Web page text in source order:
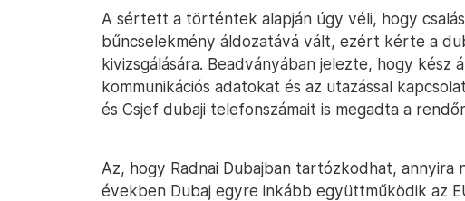
A sértett a történtek alapján úgy véli, hogy
bűncselekmény áldozatává vált, ezért kérte a
kivizsgálására. Beadványában jelezte, hogy kész
kommunikációs adatokat és az utazással
és Csjef dubaji telefonszámait is megadta a
Az, hogy Radnai Dubajban tartózkodhat, annyira
években Dubaj egyre inkább együttműködik az